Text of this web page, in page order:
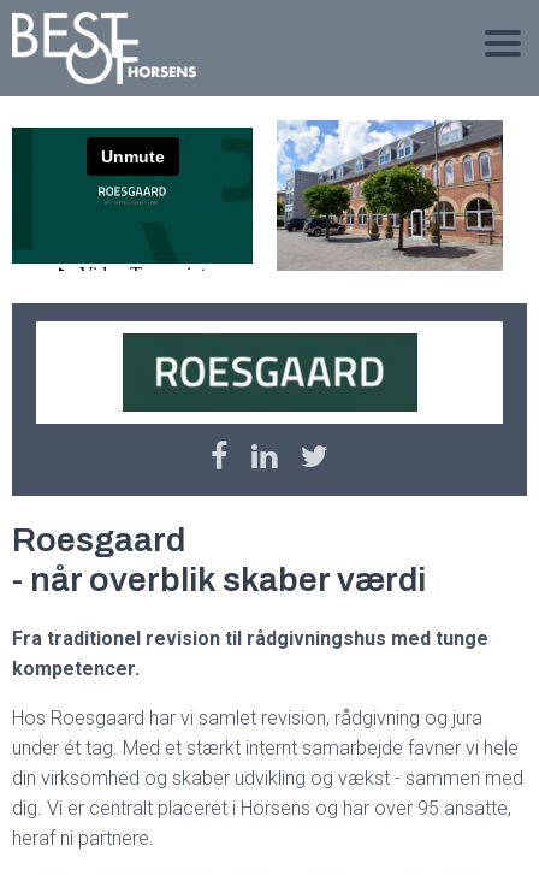
Roesgaard
- når overblik skaber værdi
Fra traditionel revision til rådgivningshus med tunge
kompetencer.
Hos Roesgaard har vi samlet revision, rådgivning og jura
under ét tag. Med et stærkt internt samarbejde favner vi hele
din virksomhed og skaber udvikling og vækst - sammen med
dig. Vi er centralt placeret i Horsens og har over 95 ansatte,
heraf ni partnere.